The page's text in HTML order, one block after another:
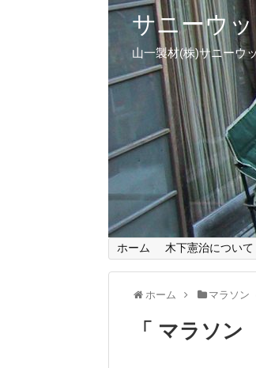
サニーウ
山一製材(株)サニーウ
ホーム 木下憲治について
ホーム マラソン
マラソン